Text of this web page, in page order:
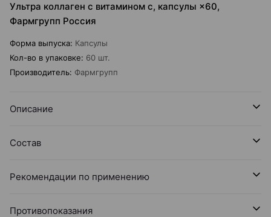
Ультра коллаген с витамином с, капсулы ×60,
Фармгрупп Россия
Форма выпуска: Капсулы
Кол-во в упаковке: 60 шт.
Производитель: Фармгрупп
Описание
Состав
Рекомендации по применению
Противопоказания